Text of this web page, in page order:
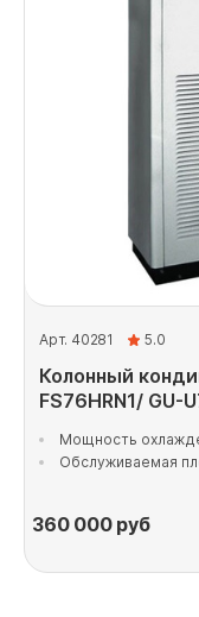
Арт. 40281 5.0
Колонный
FS76HRN1/ GU-
Мощность
Обслуживаемая
360 000руб